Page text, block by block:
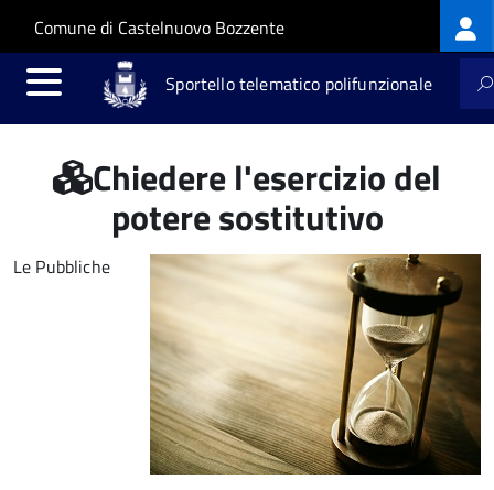
Salta al contenuto principale
Skip to site navigation
Comune di Castelnuovo Bozzente
Sportello telematico polifunzionale
Chiedere l'esercizio del
potere sostitutivo
Le Pubbliche